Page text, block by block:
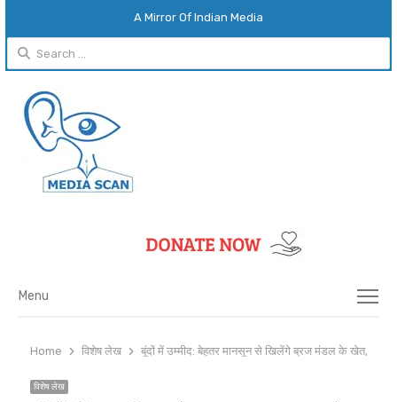
A Mirror Of Indian Media
Search
for:
Menu
Menu
Home विशेष लेख बूंदों में उम्मीद: बेहतर मानसून से खिलेंगे ब्रज मंडल के खेत, पर
विशेष लेख